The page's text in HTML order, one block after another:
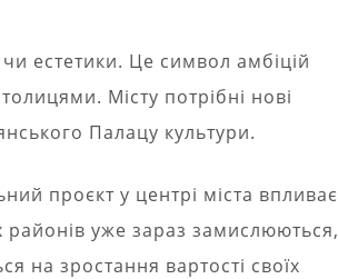
естетики. Це символ амбіцій
Місту потрібні нові
Палацу культури.
проєкт у центрі міста впливає
районів уже зараз замислюються,
на зростання вартості своїх